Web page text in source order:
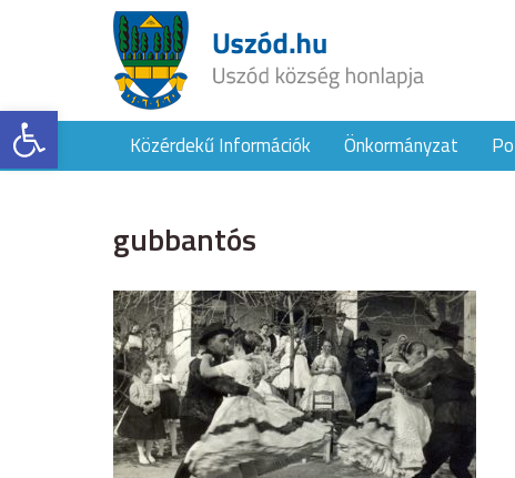
Eszköztár megnyitásaKözérdekű Információk Önkormányzat
gubbantós